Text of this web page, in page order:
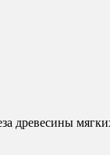
древесины